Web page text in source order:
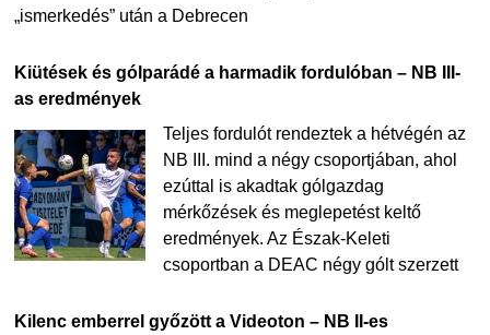
„ismerkedés” után a Debrecen
Kiütések és gólparádé a harmadik fordulóban – NB III-
as eredmények
Teljes fordulót rendeztek a hétvégén az
NB III. mind a négy csoportjában, ahol
ezúttal is akadtak gólgazdag
mérkőzések és meglepetést keltő
eredmények. Az Észak-Keleti
csoportban a DEAC négy gólt szerzett
Kilenc emberrel győzött a Videoton – NB II-es